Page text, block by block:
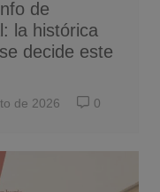
de
la histórica
decide este
de 2026 0